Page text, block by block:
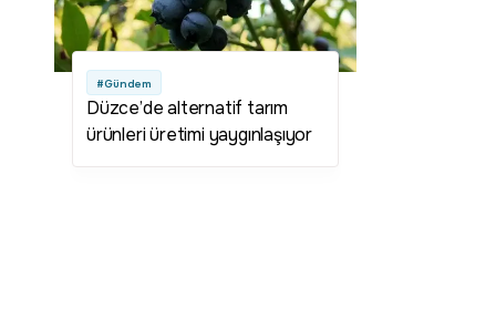
#Gündem
Düzce’de alternatif tarım
ürünleri üretimi yaygınlaşıyor